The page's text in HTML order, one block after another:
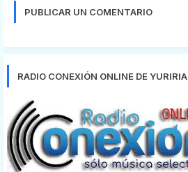
PUBLICAR UN COMENTARIO
RADIO CONEXIÓN ONLINE DE YURIRIA